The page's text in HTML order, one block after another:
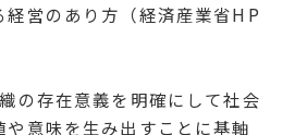
経営のあり方（経済産業省HP
の存在意義を明確にして社会
意味を生み出すことに基軸